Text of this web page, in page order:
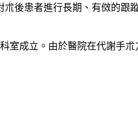
後患者進行長期、有傚的跟
成立。由於醫院在代謝手朮